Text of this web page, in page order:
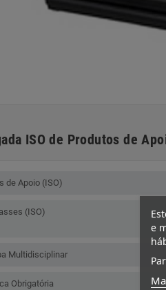
ISO de Produtos de
de Apoio (ISO)
(ISO)
Multidisciplinar
Obrigatória
e